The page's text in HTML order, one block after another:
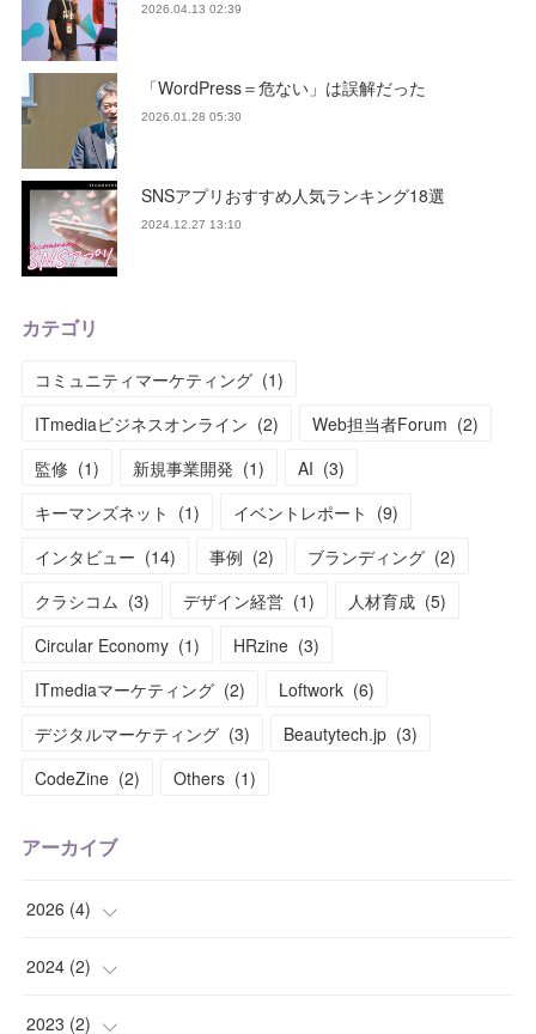
2026.04.13 02:39
「WordPress＝危ない」は誤解だった
2026.01.28 05:30
SNSアプリおすすめ人気ランキング18選
2024.12.27 13:10
カテゴリ
コミュニティマーケティング (1)
ITmediaビジネスオンライン (2) Web担当者Forum (2)
監修 (1) 新規事業開発 (1) AI (3)
キーマンズネット (1) イベントレポート (9)
インタビュー (14) 事例 (2) ブランディング (2)
クラシコム (3) デザイン経営 (1) 人材育成 (5)
Circular Economy (1) HRzine (3)
ITmediaマーケティング (2) Loftwork (6)
デジタルマーケティング (3) Beautytech.jp (3)
CodeZine (2) Others (1)
アーカイブ
2026 (4)
(1
(1
2024 (2)
(1
2023 (2)